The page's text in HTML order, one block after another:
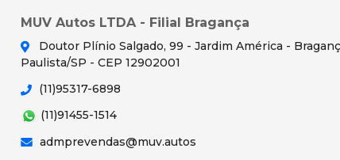
MUV Autos LTDA - Filial Bragança
Doutor Plínio Salgado, 99 - Jardim América -
Paulista/SP - CEP 12902001
(11)95317-6898
(11)91455-1514
admprevendas@muv.autos